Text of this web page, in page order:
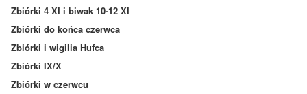
Zbiórki 4 XI i biwak 10-12 XI
Zbiórki do końca czerwca
Zbiórki i wigilia Hufca
Zbiórki IX/X
Zbiórki w czerwcu